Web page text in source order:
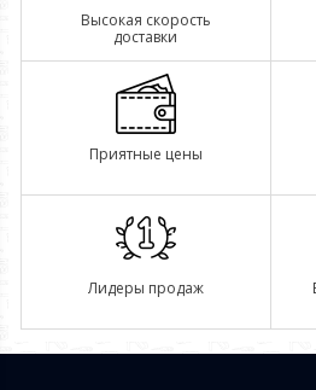
Высокая скорость
доставки
Приятные цены
Лидеры продаж